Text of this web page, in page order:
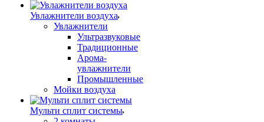
Увлажнители воздуха
Увлажнители
Ультразвуковые
Традиционные
Арома-
увлажнители
Промышленные
Мойки воздуха
Мульти сплит системы